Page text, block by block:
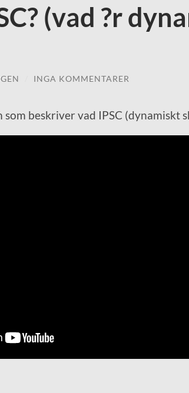
(vad ?r
INGA KOMMENTARER
beskriver vad IPSC (dynamiskt